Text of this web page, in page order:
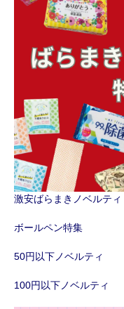
激安ばらまきノベルティ
ボールペン特集
50円以下ノベルティ
100円以下ノベルティ